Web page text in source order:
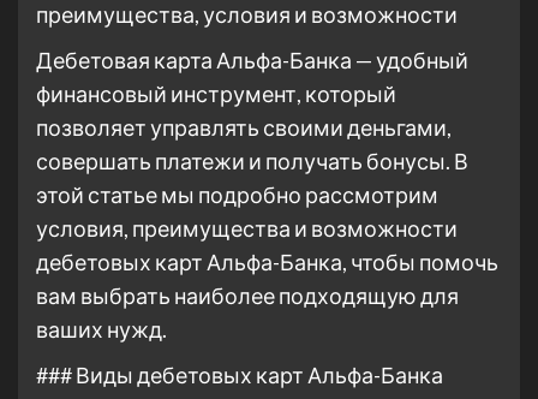
преимущества, условия и возможности
Дебетовая карта Альфа-Банка — удобный
финансовый инструмент, который
позволяет управлять своими деньгами,
совершать платежи и получать бонусы. В
этой статье мы подробно рассмотрим
условия, преимущества и возможности
дебетовых карт Альфа-Банка, чтобы помочь
вам выбрать наиболее подходящую для
ваших нужд.
### Виды дебетовых карт Альфа-Банка